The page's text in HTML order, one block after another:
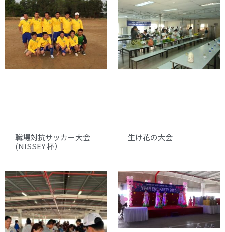
職場対抗サッカー大会
(NISSEY 杯）
生け花の大会